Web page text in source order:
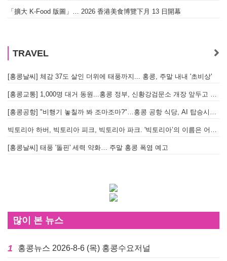
「擴大 K-Food 版圖」… 2026 香港美食博覽下月 13 日開幕
TRAVEL
[홍콩날씨] 체감 37도 살인 더위에 태풍까지... 홍콩, 주말 내내 '초비상'
[홍콩교통] 1,000명 대거 동원...홍콩 정부, 신황강검문소 개장 앞두고 실전 훈련 돌입
[홍콩공항] "비행기 놓칠까 봐 조마조마?"…홍콩 공항 식당, AI 탑승시간 계산해 메뉴 추천해 준다
빅토리아 하버, 빅토리아 피크, 빅토리아 파크. '빅토리아’의 이름은 어떻게 온 걸까? - [이승권 원장의 생활칼럼]
[홍콩날씨] 태풍 '돌핀' 세력 약화… 주말 홍콩 폭염 예고
많이 본 뉴스
1 홍콩뉴스 2026-8-6 (목) 홍콩수요저널